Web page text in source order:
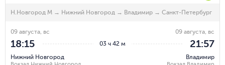
Н.Новгород М → Нижний Новгород → Владимир → Санкт-Петербург
03 ч 42 м
09 августа, вс
18:15
Нижний Новгород
09 августа, вс
21:57
Владимир